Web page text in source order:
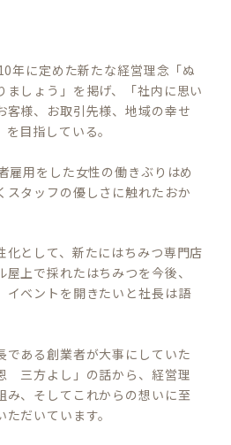
年に定めた新たな経営理念「ぬ
ましょう」を掲げ、「社内に思い
客様、お取引先様、地域の幸せ
目指している。
雇用をした女性の働きぶりはめ
スタッフの優しさに触れたおか
化として、新たにはちみつ専門店
上で採れたはちみつを今後、
イベントを開きたいと社長は語
である創業者が大事にしていた
三方よし」の話から、経営理
み、そしてこれからの想いに至
だいています。